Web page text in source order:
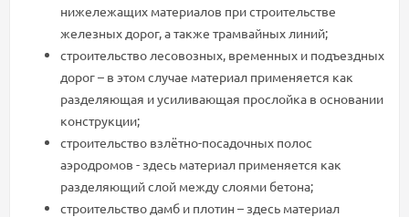
нижележащих материалов при строительстве
железных дорог, а также трамвайных линий;
строительство лесовозных, временных и подъездных
дорог – в этом случае материал применяется как
разделяющая и усиливающая прослойка в основании
конструкции;
строительство взлётно-посадочных полос
аэродромов - здесь материал применяется как
разделяющий слой между слоями бетона;
строительство дамб и плотин – здесь материал